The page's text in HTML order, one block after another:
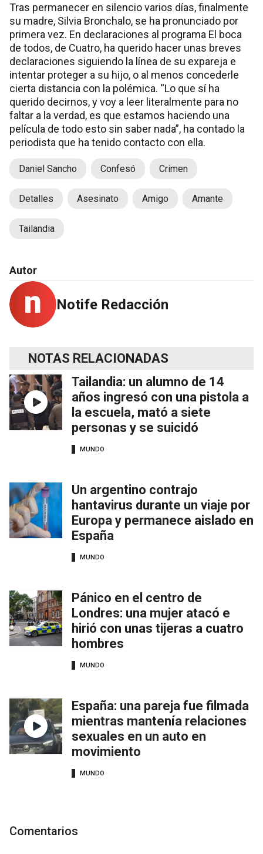
Tras permanecer en silencio varios días, finalmente
su madre, Silvia Bronchalo, se ha pronunciado por
primera vez. En declaraciones al programa El boca
de todos, de Cuatro, ha querido hacer unas breves
declaraciones siguiendo la línea de su expareja e
intentar proteger a su hijo, o al menos concederle
cierta distancia con la polémica. “Lo que sí ha
querido decirnos, y voy a leer literalmente para no
faltar a la verdad, es que estamos haciendo una
película de todo esto sin saber nada”, ha contado la
periodista que ha tenido contacto con ella.
Daniel Sancho Confesó Crimen
Detalles Asesinato Amigo Amante
Tailandia
Autor
Notife Redacción
NOTAS RELACIONADAS
Tailandia: un alumno de 14
años ingresó con una pistola a
la escuela, mató a siete
personas y se suicidó
MUNDO
Un argentino contrajo
hantavirus durante un viaje por
Europa y permanece aislado en
España
MUNDO
Pánico en el centro de
Londres: una mujer atacó e
hirió con unas tijeras a cuatro
hombres
MUNDO
España: una pareja fue filmada
mientras mantenía relaciones
sexuales en un auto en
movimiento
MUNDO
Comentarios